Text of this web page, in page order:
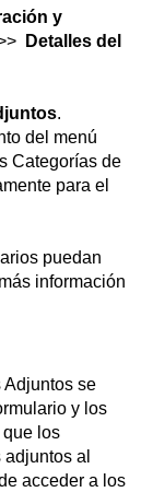
y
Detalles del
.
del menú
Categorías de
para el
puedan
información
Adjuntos se
y los
los
al
acceder a los